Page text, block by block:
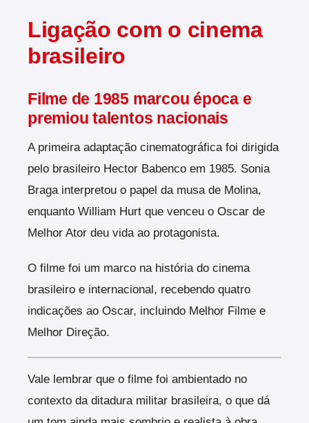
Ligação com o cinema
brasileiro
Filme de 1985 marcou época e
premiou talentos nacionais
A primeira adaptação cinematográfica foi dirigida
pelo brasileiro Hector Babenco em 1985. Sonia
Braga interpretou o papel da musa de Molina,
enquanto William Hurt que venceu o Oscar de
Melhor Ator deu vida ao protagonista.
O filme foi um marco na história do cinema
brasileiro e internacional, recebendo quatro
indicações ao Oscar, incluindo Melhor Filme e
Melhor Direção.
Vale lembrar que o filme foi ambientado no
contexto da ditadura militar brasileira, o que dá